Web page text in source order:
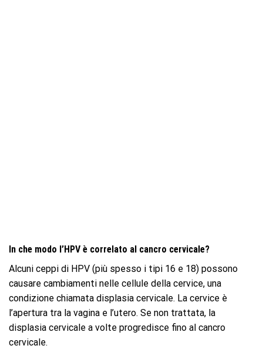
In che modo l’HPV è correlato al cancro cervicale?
Alcuni ceppi di HPV (più spesso i tipi 16 e 18) possono
causare cambiamenti nelle cellule della cervice, una
condizione chiamata displasia cervicale. La cervice è
l’apertura tra la vagina e l’utero. Se non trattata, la
displasia cervicale a volte progredisce fino al cancro
cervicale.